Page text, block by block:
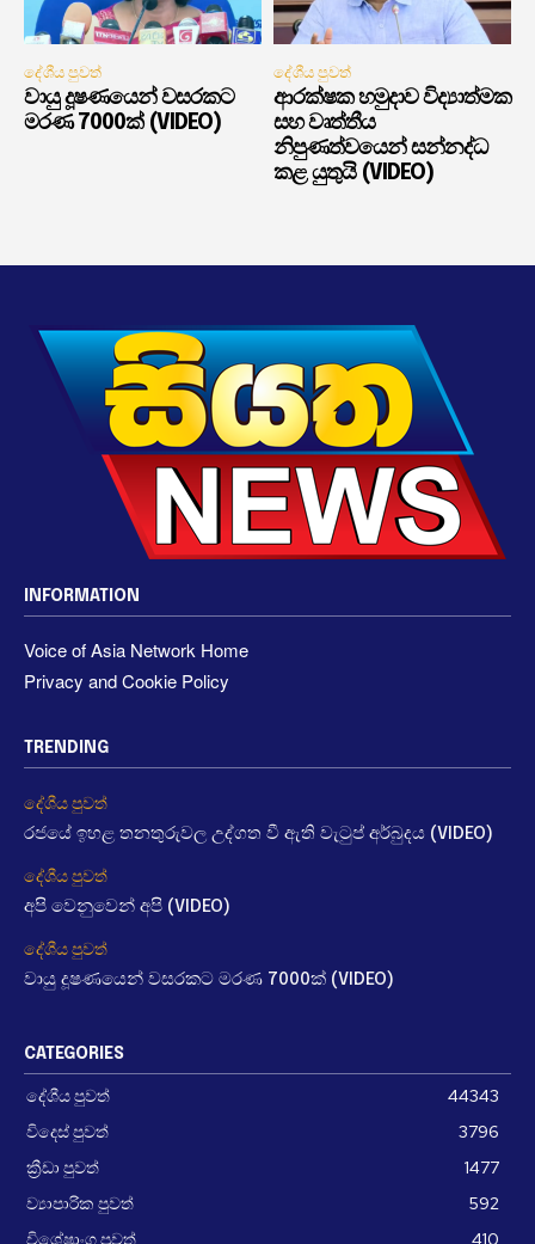
දේශීය පුවත්
වායු දූෂණයෙන් වසරකට
මරණ 7000ක් (VIDEO)
දේශීය පුවත්
ආරක්ෂක හමුදාව විද්‍යාත්මක
සහ වෘත්තීය
නිපුණත්වයෙන් සන්නද්ධ
කළ යුතුයි (VIDEO)
INFORMATION
Voice of Asia Network Home
Privacy and Cookie Policy
TRENDING
දේශීය පුවත්
රජයේ ඉහළ තනතුරුවල උද්ගත වී ඇති වැටුප් අර්බුදය (VIDEO)
දේශීය පුවත්
අපි වෙනුවෙන් අපි (VIDEO)
දේශීය පුවත්
වායු දූෂණයෙන් වසරකට මරණ 7000ක් (VIDEO)
CATEGORIES
දේශීය පුවත්
44343
විදෙස් පුවත්
3796
ක්‍රීඩා පුවත්
1477
ව්‍යාපාරික පුවත්
592
විශේෂාංග පුවත්
410